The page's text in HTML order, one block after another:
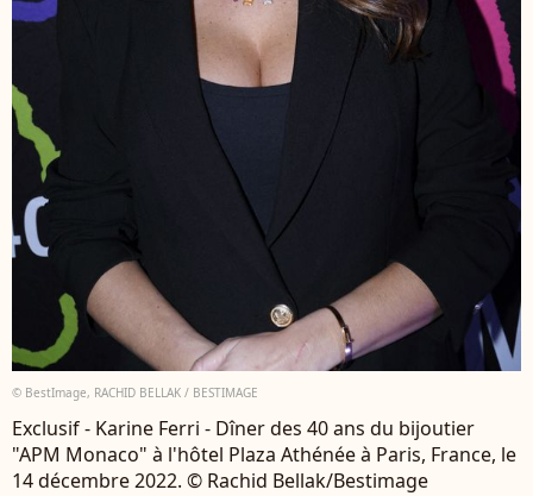
© BestImage, RACHID BELLAK / BESTIMAGE
Exclusif - Karine Ferri - Dîner des 40 ans du bijoutier
"APM Monaco" à l'hôtel Plaza Athénée à Paris, France, le
14 décembre 2022. © Rachid Bellak/Bestimage